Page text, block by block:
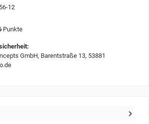
12
Punkte
GmbH, Barentstraße 13, 53881